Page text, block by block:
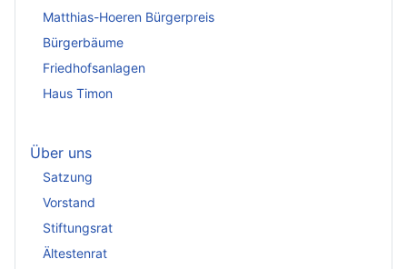
Matthias-Hoeren Bürgerpreis
Bürgerbäume
Friedhofsanlagen
Haus Timon
Über uns
Satzung
Vorstand
Stiftungsrat
Ältestenrat